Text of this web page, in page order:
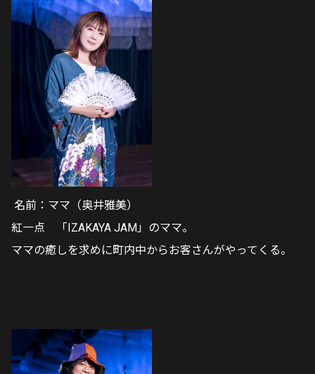
名前：ママ（奥井雅美）
紅一点 「IZAKAYA JAM」のママ。
ママの癒しを求めに町内中からお客さんがやってくる。